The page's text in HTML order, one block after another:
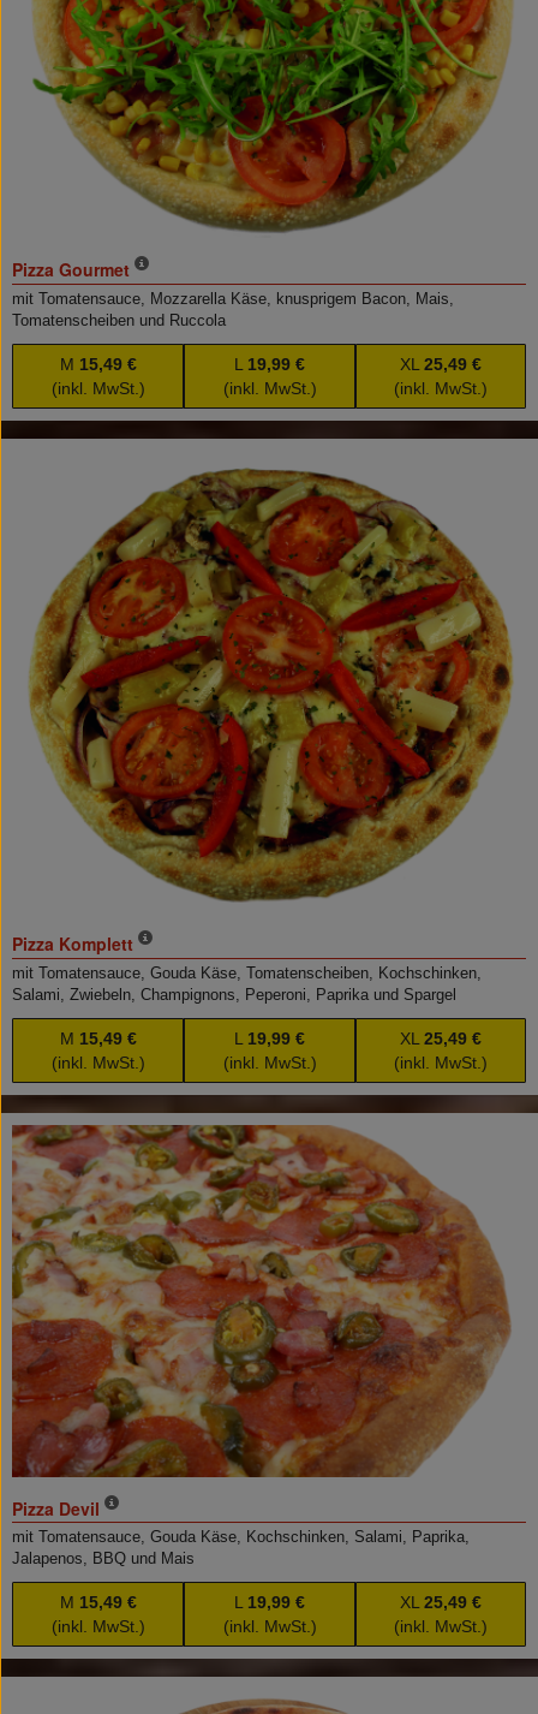
Pizza Gourmet
mit Tomatensauce, Mozzarella Käse, knusprigem Bacon, Mais,
Tomatenscheiben und Ruccola
M 15,49 €
(inkl. MwSt.)
L 19,99 €
(inkl. MwSt.)
XL 25,49 €
(inkl. MwSt.)
Pizza Komplett
mit Tomatensauce, Gouda Käse, Tomatenscheiben, Kochschinken,
Salami, Zwiebeln, Champignons, Peperoni, Paprika und Spargel
M 15,49 €
(inkl. MwSt.)
L 19,99 €
(inkl. MwSt.)
XL 25,49 €
(inkl. MwSt.)
Pizza Devil
mit Tomatensauce, Gouda Käse, Kochschinken, Salami, Paprika,
Jalapenos, BBQ und Mais
M 15,49 €
(inkl. MwSt.)
L 19,99 €
(inkl. MwSt.)
XL25,49 €
(inkl. MwSt.)